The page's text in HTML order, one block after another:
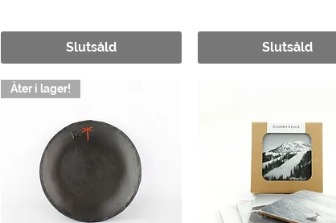
Slutsåld Slutsåld
Åter i lager!